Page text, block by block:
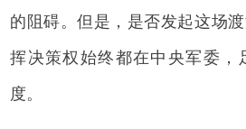
的阻碍。但是，是否发起这场
挥决策权始终都在中央军委，
度。